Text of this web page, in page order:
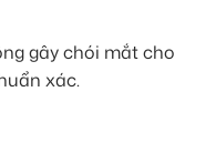
gây chói mắt cho
xác.